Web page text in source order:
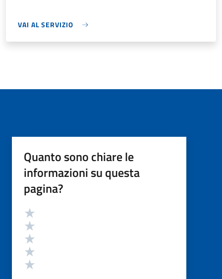
VAI AL SERVIZIO
Quanto sono chiare le
informazioni su questa
pagina?
Valutazione